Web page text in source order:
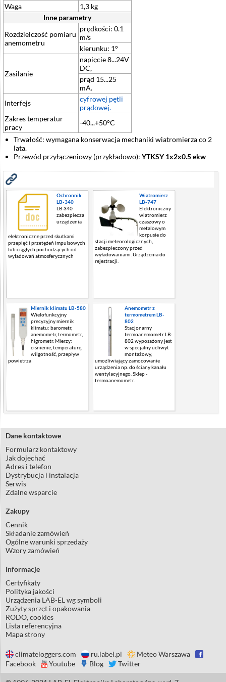
Waga
1,3 kg
Inne parametry
Rozdzielczość pomiaru
anemometru
prędkości: 0.1
m/s
kierunku: 1°
Zasilanie
napięcie 8...24V
DC,
prąd 15...25
mA.
Interfejs
cyfrowej pętli
prądowej.
Zakres temperatur
pracy
-40...+50°C
Trwałość: wymagana konserwacja mechaniki wiatromierza co 2
lata.
Przewód przyłączeniowy (przykładowo): YTKSY 1x2x0.5 ekw
Ochronnik
LB-340
LB-340
zabezpiecza
urządzenia
elektroniczne przed skutkami
przepięć i przetężeń impulsowych
lub ciągłych pochodzących od
wyładowań atmosferycznych
Wiatromierz
LB-747
Elektroniczny
wiatromierz
czaszowy o
metalowym
korpusie do
stacji meteorologicznych,
zabezpieczony przed
wyładowaniami. Urządzenia do
rejestracji.
Miernik klimatu LB-580
Wielofunkcyjny
precyzyjny miernik
klimatu: barometr,
anemometr, termometr,
higrometr. Mierzy:
ciśnienie, temperaturę,
wilgotność, przepływ
powietrza
Anemometr z
termometrem LB-
802
Stacjonarny
termoanemometr LB-
802 wyposażony jest
w specjalny uchwyt
montażowy,
umożliwiający zamocowanie
urządzenia np. do ściany kanału
wentylacyjnego. Sklep -
termoanemometr.
Dane kontaktowe
Formularz kontaktowy
Jak dojechać
Adres i telefon
Dystrybucja i instalacja
Serwis
Zdalne wsparcie
Zakupy
Cennik
Składanie zamówień
Ogólne warunki sprzedaży
Wzory zamówień
Informacje
Certyfikaty
Polityka jakości
Urządzenia LAB-EL wg symboli
Zużyty sprzęt i opakowania
RODO, cookies
Lista referencyjna
Mapa strony
climateloggers.com ru.label.pl
Meteo Warszawa
Facebook
Youtube Blog Twitter